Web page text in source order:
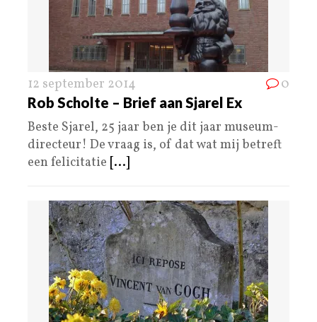
12 september 2014 0
Rob Scholte – Brief aan Sjarel Ex
Beste Sjarel, 25 jaar ben je dit jaar museum-
directeur! De vraag is, of dat wat mij betreft
een felicitatie [...]